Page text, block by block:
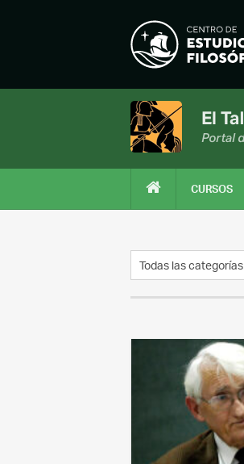
CURSOS
Todas las categorías